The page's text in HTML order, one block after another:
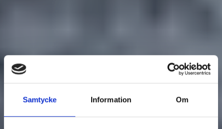
Samtycke Information Om